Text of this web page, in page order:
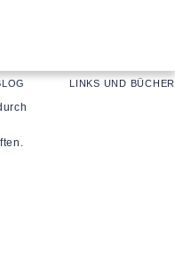
LINKS UND BÜCHER